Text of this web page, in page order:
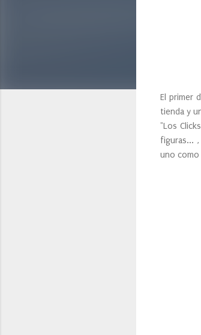
El primer
tienda y
"Los
figuras...
uno como